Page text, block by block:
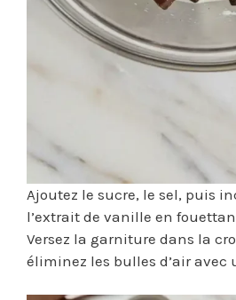
Ajoutez le sucre, le sel, puis
l’extrait de vanille en
Versez la garniture dans la
éliminez les bulles d’air avec